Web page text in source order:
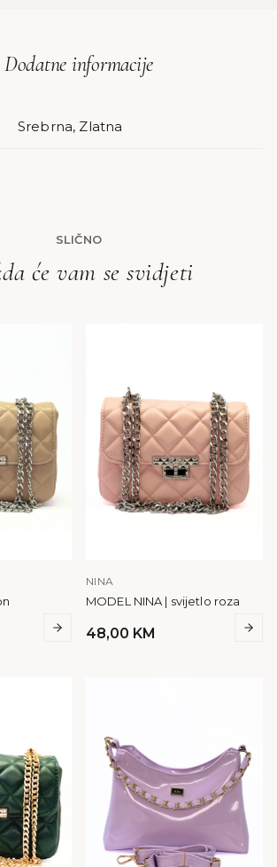
Dodatne informacije
Srebrna, Zlatna
SLIČNO
će vam se svidjeti
NINA
MODEL NINA | svijetlo roza
48,00 KM